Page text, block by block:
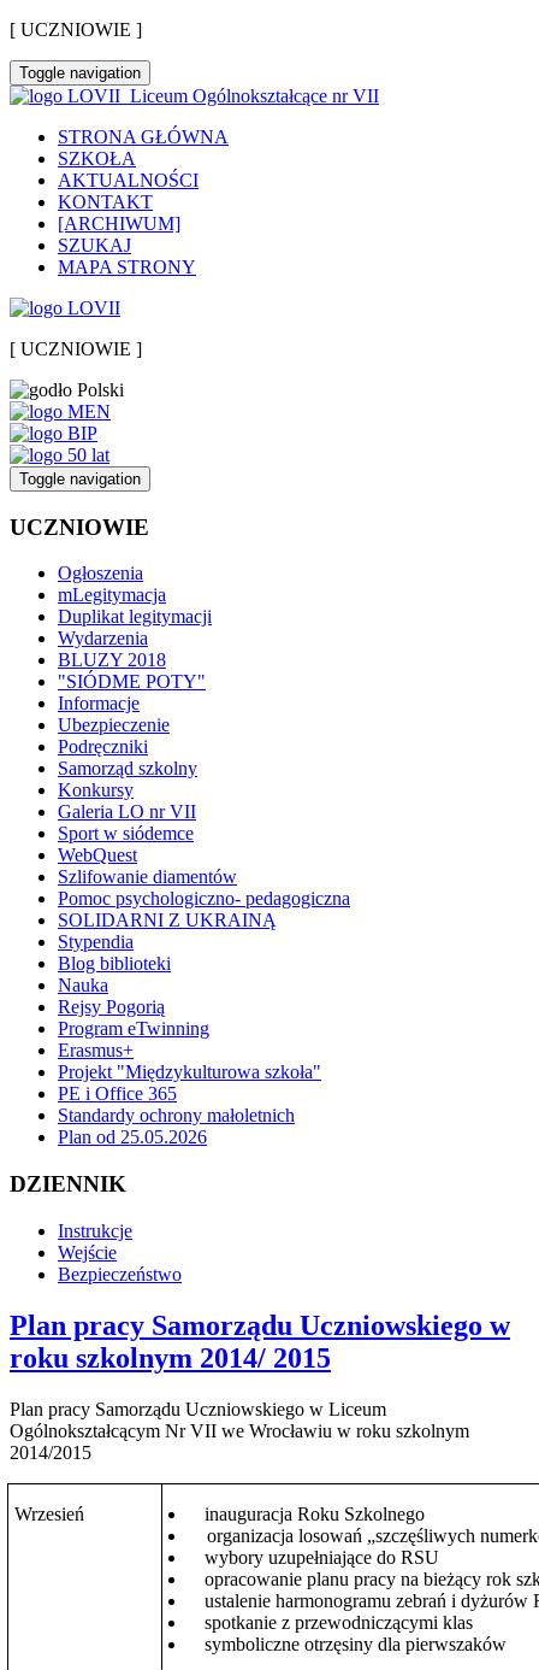
[ UCZNIOWIE ]
Toggle navigation
Liceum Ogólnokształcące nr VII
STRONA GŁÓWNA
SZKOŁA
AKTUALNOŚCI
KONTAKT
[ARCHIWUM]
SZUKAJ
MAPA STRONY
[ UCZNIOWIE ]
Toggle navigation
UCZNIOWIE
Ogłoszenia
mLegitymacja
Duplikat legitymacji
Wydarzenia
BLUZY 2018
"SIÓDME POTY"
Informacje
Ubezpieczenie
Podręczniki
Samorząd szkolny
Konkursy
Galeria LO nr VII
Sport w siódemce
WebQuest
Szlifowanie diamentów
Pomoc psychologiczno- pedagogiczna
SOLIDARNI Z UKRAINĄ
Stypendia
Blog biblioteki
Nauka
Rejsy Pogorią
Program eTwinning
Erasmus+
Projekt "Międzykulturowa szkoła"
PE i Office 365
Standardy ochrony małoletnich
Plan od 25.05.2026
DZIENNIK
Instrukcje
Wejście
Bezpieczeństwo
Plan pracy Samorządu Uczniowskiego w
roku szkolnym 2014/ 2015
Plan pracy Samorządu Uczniowskiego w Liceum
Ogólnokształcącym Nr VII we Wrocławiu w roku szkolnym
2014/2015
Wrzesień
inauguracja Roku Szkolnego
organizacja losowań „szczęśliwych
wybory uzupełniające do RSU
opracowanie planu pracy na bieżący rok
ustalenie harmonogramu zebrań i dyżurów
spotkanie z przewodniczącymi klas
symboliczne otrzęsiny dla pierwszaków